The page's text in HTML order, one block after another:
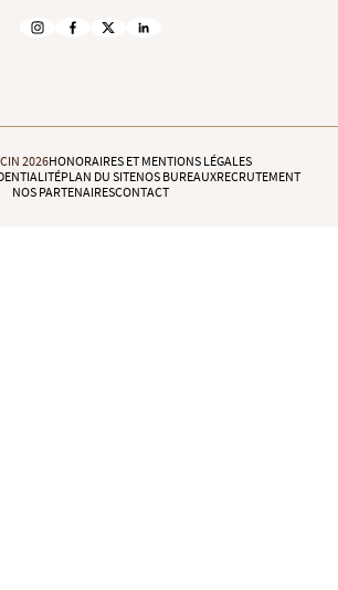
2026HONORAIRES ET MENTIONS LÉGALES
PLAN DU SITENOS BUREAUXRECRUTEMENT
NOS PARTENAIRESCONTACT